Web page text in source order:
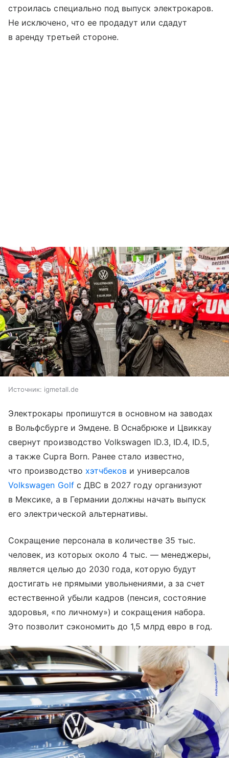
строилась специально под выпуск электрокаров.
Не исключено, что ее продадут или сдадут
в аренду третьей стороне.
Источник: igmetall.de
Электрокары пропишутся в основном на заводах
в Вольфсбурге и Эмдене. В Оснабрюке и Цвиккау
свернут производство Volkswagen ID.3, ID.4, ID.5,
а также Cupra Born. Ранее стало известно,
что производство хэтчбеков и универсалов
Volkswagen Golfс ДВС в 2027 году организуют
в Мексике, а в Германии должны начать выпуск
его электрической альтернативы.
Сокращение персонала в количестве 35 тыс.
человек, из которых около 4 тыс. — менеджеры,
является целью до 2030 года, которую будут
достигать не прямыми увольнениями, а за счет
естественной убыли кадров (пенсия, состояние
здоровья, «по личному») и сокращения набора.
Это позволит сэкономить до 1,5 млрд евро в год.